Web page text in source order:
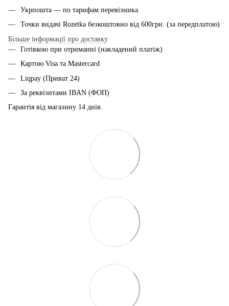
Укрпошта — по тарифам перевiзника.
Точки видачі Rozetka безкоштовно від 600грн. (за передплатою)
Більше інформації про доставку
Готівкою при отриманні (накладений платіж)
Картою Visa та Mastercard
Liqpay (Приват 24)
За реквізитами IBAN (ФОП)
Гарантія від магазину 14 днiв.